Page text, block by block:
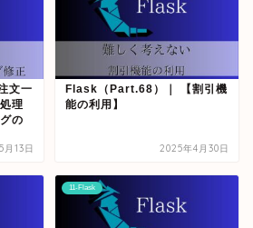
文一
理
の
13日
Flask（Part.68）｜ 【割引機
能の利用】
2025年4月30日
11-Flask